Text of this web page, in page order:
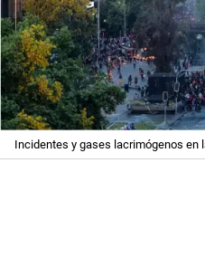
Incidentes y gases lacrimógenos en